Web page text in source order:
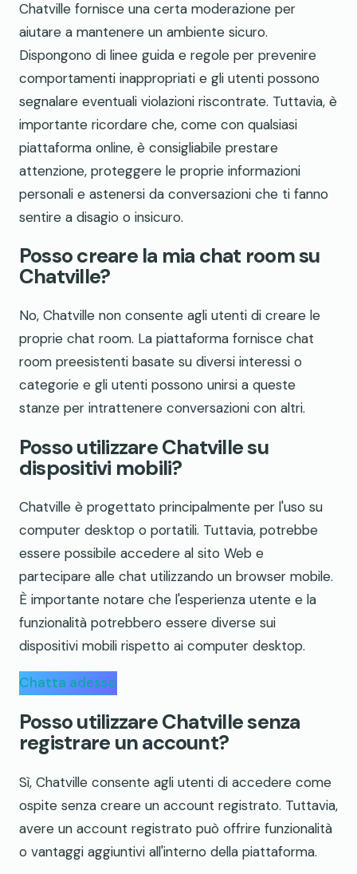
Chatville fornisce una certa moderazione per
aiutare a mantenere un ambiente sicuro.
Dispongono di linee guida e regole per prevenire
comportamenti inappropriati e gli utenti possono
segnalare eventuali violazioni riscontrate. Tuttavia, è
importante ricordare che, come con qualsiasi
piattaforma online, è consigliabile prestare
attenzione, proteggere le proprie informazioni
personali e astenersi da conversazioni che ti fanno
sentire a disagio o insicuro.
Posso creare la mia chat room su
Chatville?
No, Chatville non consente agli utenti di creare le
proprie chat room. La piattaforma fornisce chat
room preesistenti basate su diversi interessi o
categorie e gli utenti possono unirsi a queste
stanze per intrattenere conversazioni con altri.
Posso utilizzare Chatville su
dispositivi mobili?
Chatville è progettato principalmente per l'uso su
computer desktop o portatili. Tuttavia, potrebbe
essere possibile accedere al sito Web e
partecipare alle chat utilizzando un browser mobile.
È importante notare che l'esperienza utente e la
funzionalità potrebbero essere diverse sui
dispositivi mobili rispetto ai computer desktop.
Chatta adesso
Posso utilizzare Chatville senza
registrare un account?
Sì, Chatville consente agli utenti di accedere come
ospite senza creare un account registrato. Tuttavia,
avere un account registrato può offrire funzionalità
o vantaggi aggiuntivi all'interno della piattaforma.